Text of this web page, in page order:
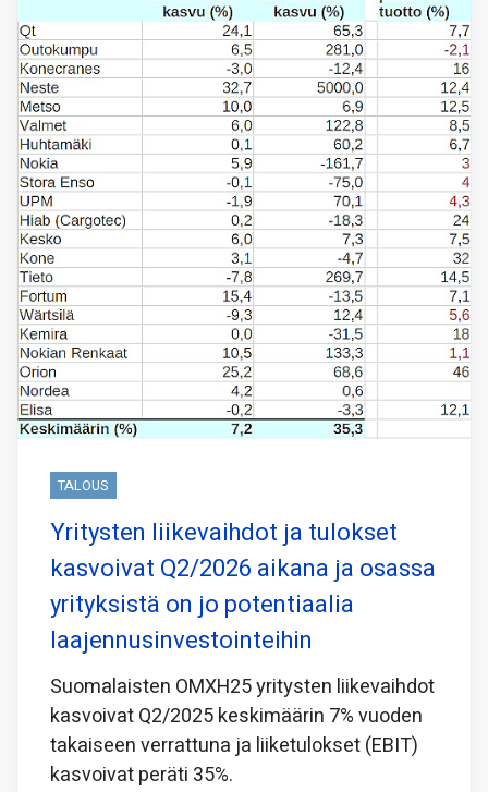
TALOUS
Yritysten liikevaihdot ja tulokset
kasvoivat Q2/2026 aikana ja osassa
yrityksistä on jo potentiaalia
laajennusinvestointeihin
Suomalaisten OMXH25 yritysten liikevaihdot
kasvoivat Q2/2025 keskimäärin 7% vuoden
takaiseen verrattuna ja liiketulokset (EBIT)
kasvoivat peräti 35%.